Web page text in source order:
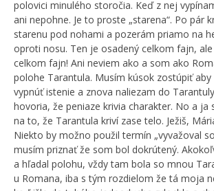
polovici minulého storočia. Keď z nej
ani nepohne. Je to proste „starena“. Po pár
starenu pod nohami a pozerám priamo na
oproti nosu. Ten je osadený celkom fajn,
celkom fajn! Ani neviem ako a som ako
polohe Tarantula. Musím kúsok zostúpiť
vypnúť istenie a znova naliezam do
hovoria, že peniaze krivia charakter. No a ja
na to, že Tarantula kriví zase telo. Ježiš,
Niekto by možno použil termín „vyvažoval
musím priznať že som bol dokrútený.
a hľadal polohu, vždy tam bola so mnou
u Romana, iba s tým rozdielom že tá moja